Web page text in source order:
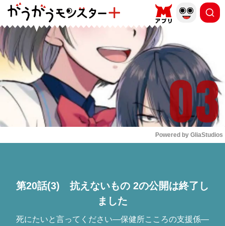
もっと読む
Powered by GliaStudios
第20話(3) 抗えないもの 2の公開は終了し
ました
死にたいと言ってください―保健所こころの支援係―